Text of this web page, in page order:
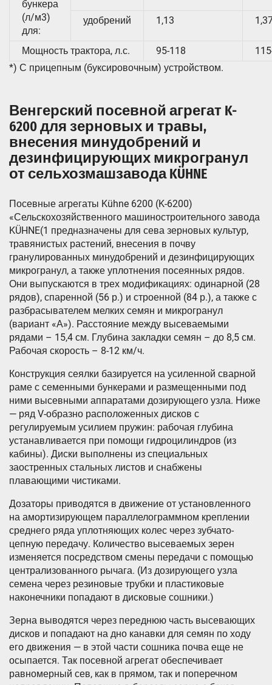
бункера
(л/м3)
для:
удобрений 1,13
Мощность трактора, л.с. 95-118
*) С прицепным (буксировочным) устройством.
Венгерский посевной агрегат K-
6200 для зерновых и травы,
внесения минудобрений и
дезинфицирующих микрогранул
от сельхозмашзавода KÜHNE
Посевные агрегаты Kühne 6200 (K-6200)
«Сельскохозяйственного машиностроительного завода
KÜHNE(1 предназначены для сева зерновых культур,
травянистых растений, внесения в почву
гранулированных минудобрений и дезинфицирующих
микрогранул, а также уплотнения посеянных рядов.
Они выпускаются в трех модификациях: одинарной (28
рядов), спаренной (56 р.) и строенной (84 р.), а также с
разбрасывателем мелких семян и микрогранул
(вариант «А»). Расстояние между высеваемыми
рядами – 15,4 см. Глубина закладки семян – до 8,5 см.
Рабочая скорость – 8-12 км/ч.
Конструкция сеялки базируется на усиленной сварной
раме с семенными бункерами и размещенными под
ними высевными аппаратами дозирующего узла. Ниже
— ряд V-образно расположенных дисков с
регулируемым усилием пружин: рабочая глубина
устанавливается при помощи гидроцилиндров (из
кабины). Диски выполнены из специальных
заостренных стальных листов и снабжены
плавающими чистиками.
Дозаторы приводятся в движение от установленного
на амортизирующем параллелограммном креплении
среднего ряда уплотняющих колес через зубчато-
цепную передачу. Количество высеваемых зерен
изменяется посредством смены передачи с помощью
централизованного рычага. (Из дозирующего узла
семена через резиновые трубки и пластиковые
наконечники попадают в дисковые сошники.)
Зерна выводятся через переднюю часть высевающих
дисков и попадают на дно канавки для семян по ходу
его движения — в этой части сошника почва еще не
осыпается. Так посевной агрегат обеспечивает
равномерный сев, как в прямом, так и поперечном